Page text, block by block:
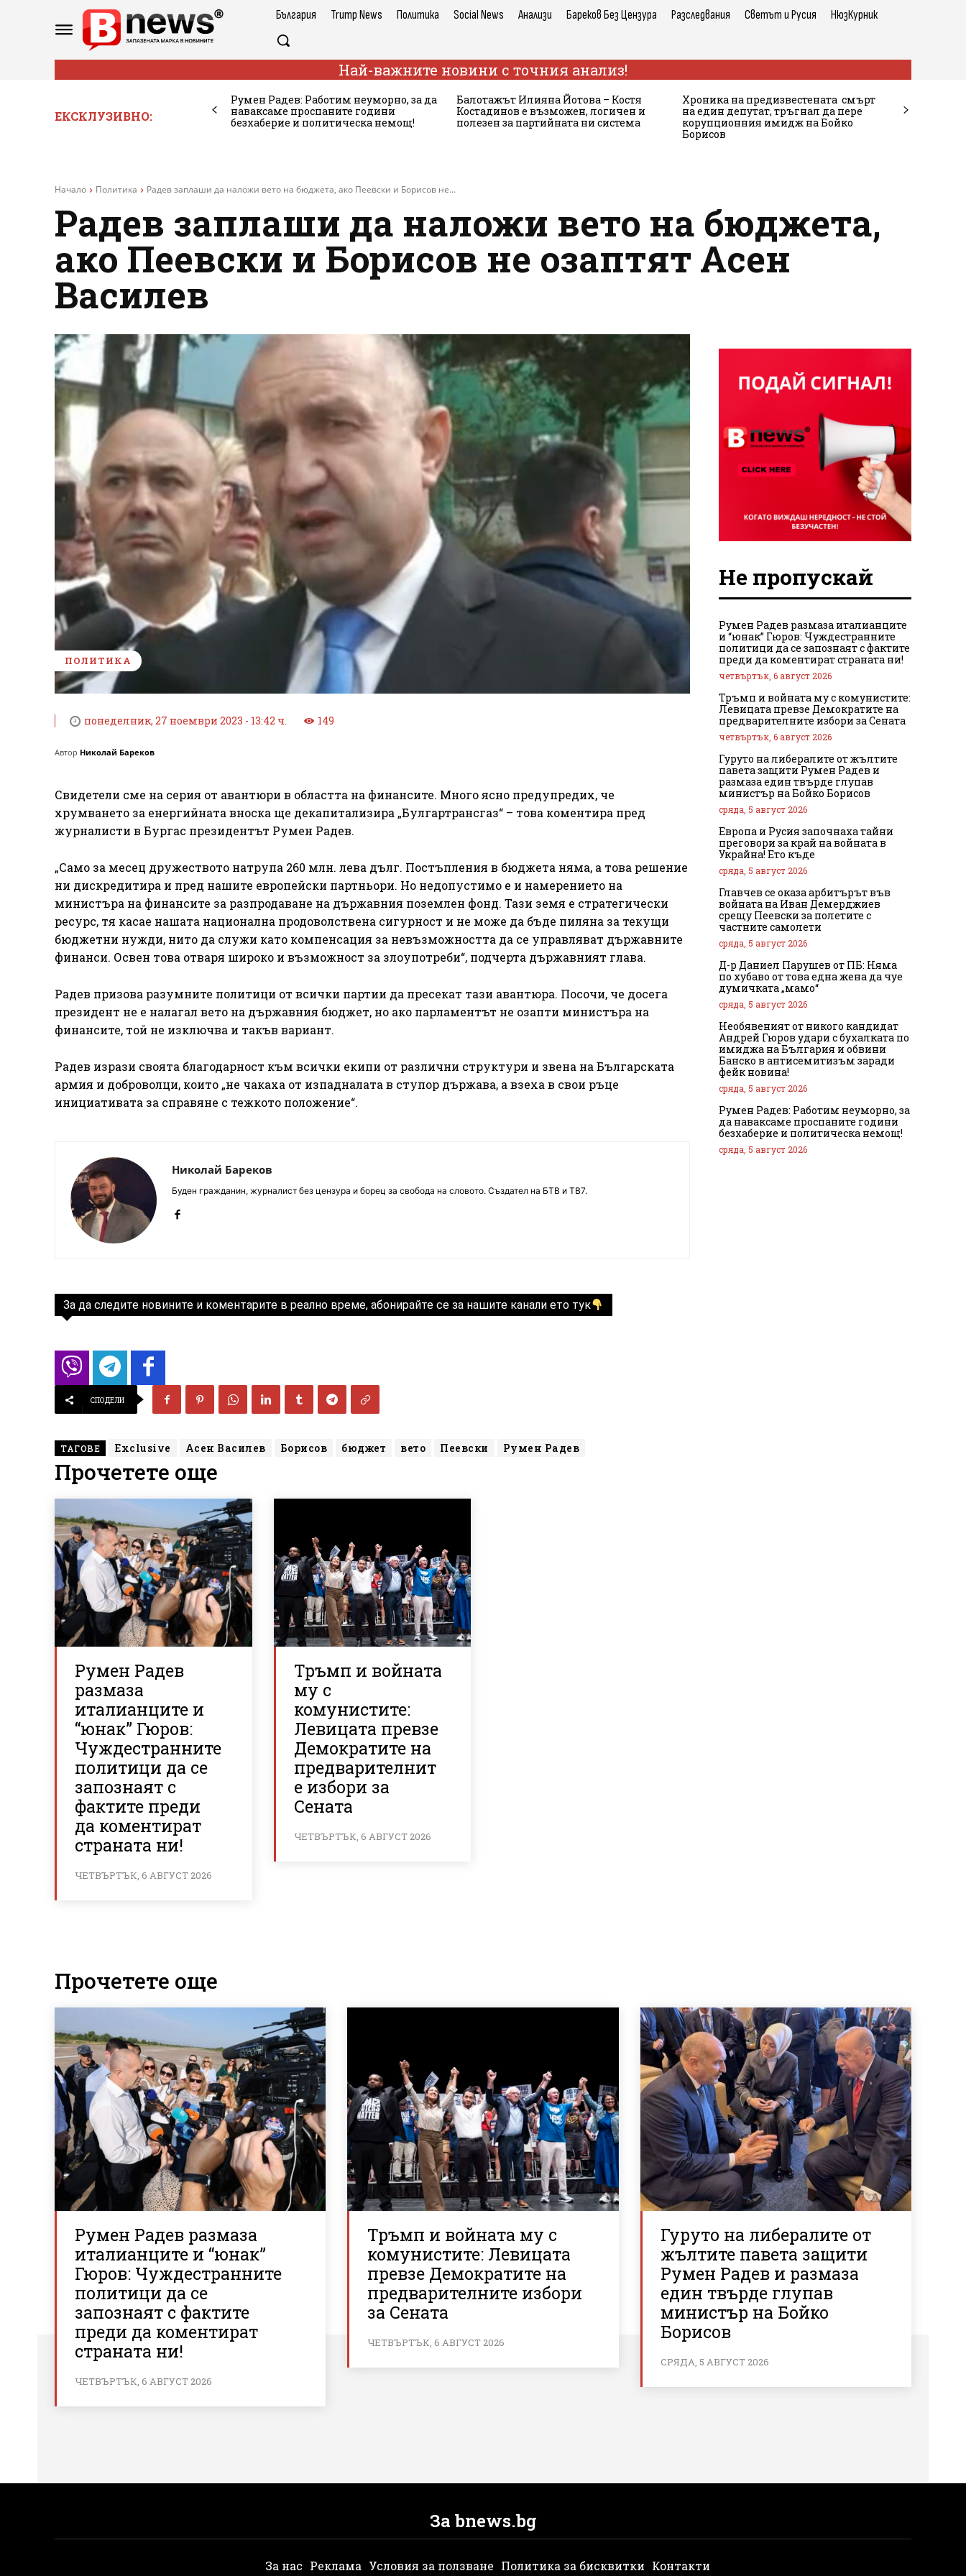
България Trump News Политика Social News Анализи Бареков Без Цензура Разследвания Светът и Русия НюзКурник
Най-важните новини с точния анализ!
ЕКСКЛУЗИВНО:
Румен Радев: Работим неуморно, за да
наваксаме проспаните години
безхаберие и политическа немощ!
Балотажът Илияна Йотова – Костя
Костадинов е възможен, логичен и
полезен за партийната ни система
Хроника на предизвестената смърт
на един депутат, тръгнал да пере
корупционния имидж на Бойко
Борисов
Начало Политика Радев заплаши да наложи вето на бюджета, ако Пеевски и Борисов не...
Радев заплаши да наложи вето на бюджета,
ако Пеевски и Борисов не озаптят Асен
Василев
ПОЛИТИКА
понеделник, 27 ноември 2023 - 13:42 ч. 149
Автор Николай Бареков
Свидетели сме на серия от авантюри в областта на финансите. Много ясно предупредих, че
хрумването за енергийната вноска ще декапитализира „Булгартрансгаз“ – това коментира пред
журналисти в Бургас президентът Румен Радев.
„Само за месец дружеството натрупа 260 млн. лева дълг. Постъпления в бюджета няма, а това решение
ни дискредитира и пред нашите европейски партньори. Но недопустимо е и намерението на
министъра на финансите за разпродаване на държавния поземлен фонд. Тази земя е стратегически
ресурс, тя касае нашата национална продоволствена сигурност и не може да бъде пиляна за текущи
бюджетни нужди, нито да служи като компенсация за невъзможността да се управляват държавните
финанси. Освен това отваря широко и възможност за злоупотреби“, подчерта държавният глава.
Радев призова разумните политици от всички партии да пресекат тази авантюра. Посочи, че досега
президент не е налагал вето на държавния бюджет, но ако парламентът не озапти министъра на
финансите, той не изключва и такъв вариант.
Радев изрази своята благодарност към всички екипи от различни структури и звена на Българската
армия и доброволци, които „не чакаха от изпадналата в ступор държава, а взеха в свои ръце
инициативата за справяне с тежкото положение“.
Николай Бареков
Буден гражданин, журналист без цензура и борец за свобода на словото. Създател на БТВ и ТВ7.
За да следите новините и коментарите в реално време, абонирайте се за нашите канали ето тук
СПОДЕЛИ
ТАГОВЕ Exclusive Асен Василев Борисов бюджет вето Пеевски Румен Радев
Прочетете още
Румен Радев
размаза
италианците и
“юнак” Гюров:
Чуждестранните
политици да се
запознаят с
фактите преди
да коментират
страната ни!
ЧЕТВЪРТЪК, 6 АВГУСТ 2026
Тръмп и войната
му с
комунистите:
Левицата превзе
Демократите на
предварителнит
е избори за
Сената
ЧЕТВЪРТЪК, 6 АВГУСТ 2026
Не пропускай
Румен Радев размаза италианците
и “юнак” Гюров: Чуждестранните
политици да се запознаят с фактите
преди да коментират страната ни!
четвъртък, 6 август 2026
Тръмп и войната му с комунистите:
Левицата превзе Демократите на
предварителните избори за Сената
четвъртък, 6 август 2026
Гуруто на либералите от жълтите
павета защити Румен Радев и
размаза един твърде глупав
министър на Бойко Борисов
сряда, 5 август 2026
Европа и Русия започнаха тайни
преговори за край на войната в
Украйна! Ето къде
сряда, 5 август 2026
Главчев се оказа арбитърът във
войната на Иван Демерджиев
срещу Пеевски за полетите с
частните самолети
сряда, 5 август 2026
Д-р Даниел Парушев от ПБ: Няма
по хубаво от това една жена да чуе
думичката „мамо“
сряда, 5 август 2026
Необявеният от никого кандидат
Андрей Гюров удари с бухалката по
имиджа на България и обвини
Банско в антисемитизъм заради
фейк новина!
сряда, 5 август 2026
Румен Радев: Работим неуморно, за
да наваксаме проспаните години
безхаберие и политическа немощ!
сряда, 5 август 2026
Прочетете още
Румен Радев размаза
италианците и “юнак”
Гюров: Чуждестранните
политици да се
запознаят с фактите
преди да коментират
страната ни!
ЧЕТВЪРТЪК, 6 АВГУСТ 2026
Тръмп и войната му с
комунистите: Левицата
превзе Демократите на
предварителните избори
за Сената
ЧЕТВЪРТЪК, 6 АВГУСТ 2026
Гуруто на либералите от
жълтите павета защити
Румен Радев и размаза
един твърде глупав
министър на Бойко
Борисов
СРЯДА, 5 АВГУСТ 2026
За bnews.bg
За нас Реклама Условия за ползване Политика за бисквитки Контакти